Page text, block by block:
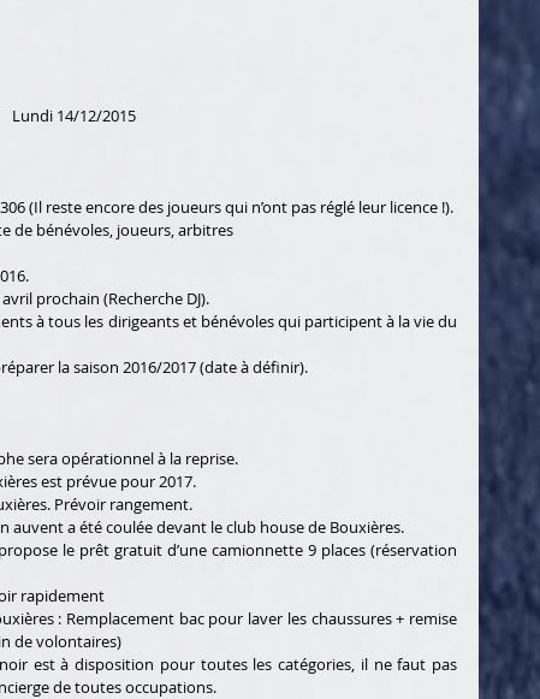
Lundi 14/12/2015
de bénévoles, joueurs, arbitres
prochain (Recherche DJ).
à tous les dirigeants et bénévoles qui participent à la vie du
la saison 2016/2017 (date à définir).
sera opérationnel à la reprise.
est prévue pour 2017.
Prévoir rangement.
auvent a été coulée devant le club house de Bouxières.
le prêt gratuit d’une camionnette 9 places (réservation
rapidement
: Remplacement bac pour laver les chaussures + remise
de volontaires)
est à disposition pour toutes les catégories, il ne faut pas
de toutes occupations.